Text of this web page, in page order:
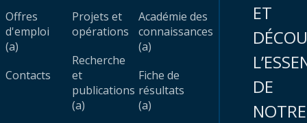
Offres
d'emploi
(a)
Contacts
Projets et
opérations
Recherche
et
publications
(a)
Académie des
connaissances
(a)
Fiche de
résultats
(a)
ET
DE
NOTRE